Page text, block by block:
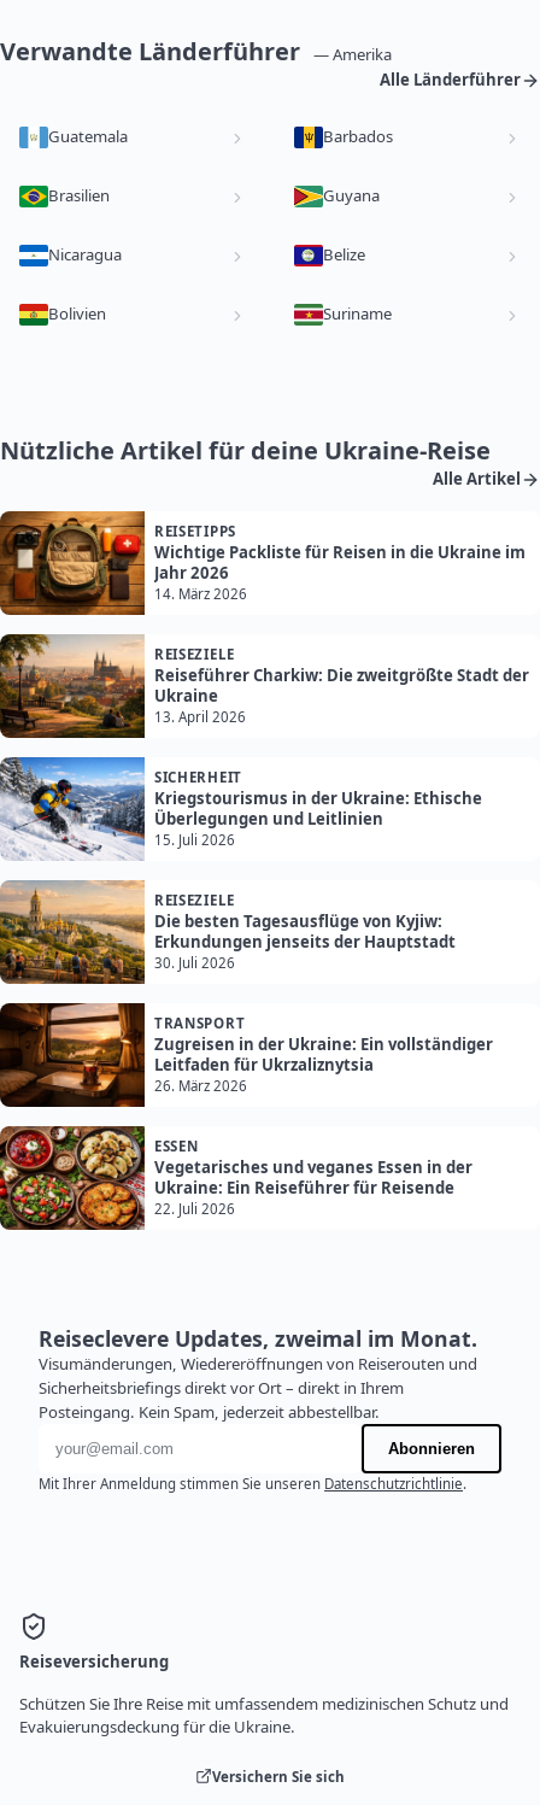
Verwandte Länderführer
— Amerika
Alle Länderführer
Guatemala Barbados
Brasilien Guyana
Nicaragua Belize
Bolivien Suriname
Nützliche Artikel für deine Ukraine-Reise
Alle Artikel
REISETIPPS
Wichtige Packliste für Reisen in die Ukraine im
Jahr 2026
14. März 2026
REISEZIELE
Reiseführer Charkiw: Die zweitgrößte Stadt der
Ukraine
13. April 2026
SICHERHEIT
Kriegstourismus in der Ukraine: Ethische
Überlegungen und Leitlinien
15. Juli 2026
REISEZIELE
Die besten Tagesausflüge von Kyjiw:
Erkundungen jenseits der Hauptstadt
30. Juli 2026
TRANSPORT
Zugreisen in der Ukraine: Ein vollständiger
Leitfaden für Ukrzaliznytsia
26. März 2026
ESSEN
Vegetarisches und veganes Essen in der
Ukraine: Ein Reiseführer für Reisende
22. Juli 2026
Reiseclevere Updates, zweimal im Monat.
Visumänderungen, Wiedereröffnungen von Reiserouten und
Sicherheitsbriefings direkt vor Ort – direkt in Ihrem
Posteingang. Kein Spam, jederzeit abbestellbar.
E-Mail-Adresse
Abonnieren
Mit Ihrer Anmeldung stimmen Sie unseren Datenschutzrichtlinie.
Reiseversicherung
Schützen Sie Ihre Reise mit umfassendem medizinischen Schutz und
Evakuierungsdeckung für die Ukraine.
Versichern Sie sich